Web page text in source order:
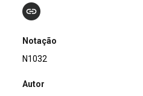
Notação
N1032
Autor